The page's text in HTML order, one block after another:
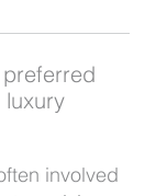
involved